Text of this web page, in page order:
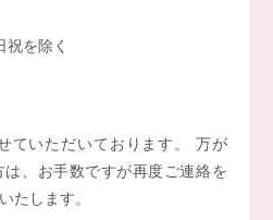
を除く
ていただいております。 万が
、お手数ですが再度ご連絡を
たします。